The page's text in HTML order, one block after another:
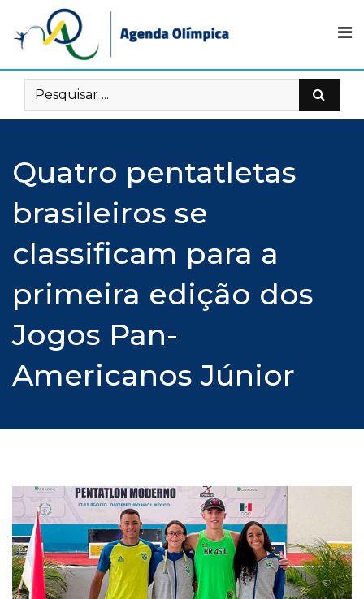
content
Quatro pentatletas
brasileiros se
classificam para a
primeira edição dos
Jogos Pan-
Americanos Júnior